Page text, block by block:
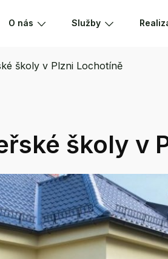
O nás Služby
školy v Plzni Lochotíně
školy v